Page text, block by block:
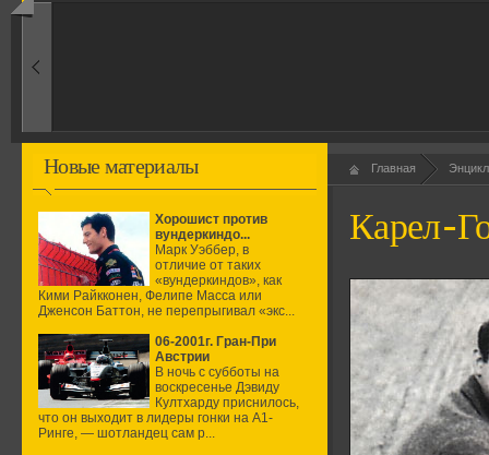
1960-ые
Новые материалы
Хорошист против
вундеркиндо...
Марк Уэббер, в
отличие от таких
«вундеркиндов», как
Кими Райкконен, Фелипе Масса или
Дженсон Баттон, не перепрыгивал «экс...
06-2001г. Гран-При
Австрии
В ночь с субботы на
воскресенье Дэвиду
Култхарду приснилось,
что он выходит в лидеры гонки на А1-
Ринге, — шотландец сам р...
Главная
Карел-